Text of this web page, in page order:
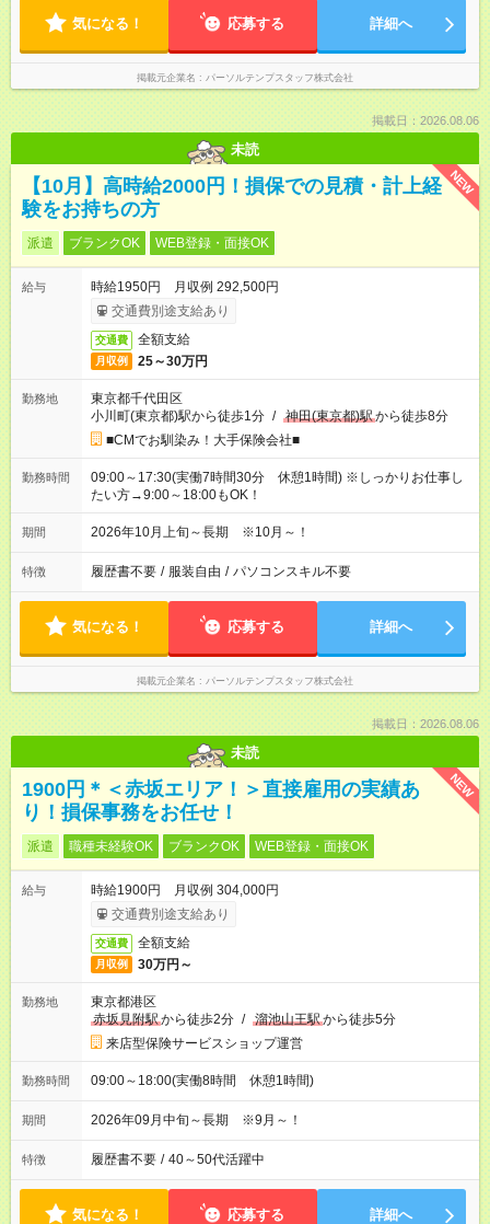
気になる！ 応募する 詳細へ
掲載元企業名 パーソルテンプスタッフ株式会社
掲載日：2026.08.06
未読
NEW
【10月】高時給2000円！損保での見積・計上経
験をお持ちの方
派遣 ブランクOK WEB登録・面接OK
給与
時給1950円 月収例 292,500円
交通費別途支給あり
交通費 全額支給
月収例 25～30万円
勤務地
東京都千代田区
小川町(東京都)駅から徒歩1分 / 神田(東京都)駅から徒歩8分
■CMでお馴染み！大手保険会社■
勤務時間
09:00～17:30(実働7時間30分 休憩1時間) ※しっかりお仕事し
たい方→9:00～18:00もOK！
期間 2026年10月上旬～長期 ※10月～！
特徴 履歴書不要 / 服装自由 / パソコンスキル不要
気になる！ 応募する 詳細へ
掲載元企業名 パーソルテンプスタッフ株式会社
掲載日：2026.08.06
未読
NEW
1900円＊＜赤坂エリア！＞直接雇用の実績あ
り！損保事務をお任せ！
派遣 職種未経験OK ブランクOK WEB登録・面接OK
給与
時給1900円 月収例 304,000円
交通費別途支給あり
交通費 全額支給
月収例 30万円～
勤務地
東京都港区
赤坂見附駅から徒歩2分 / 溜池山王駅から徒歩5分
来店型保険サービスショップ運営
勤務時間 09:00～18:00(実働8時間 休憩1時間)
期間 2026年09月中旬～長期 ※9月～！
特徴 履歴書不要 / 40～50代活躍中
気になる！ 応募する 詳細へ